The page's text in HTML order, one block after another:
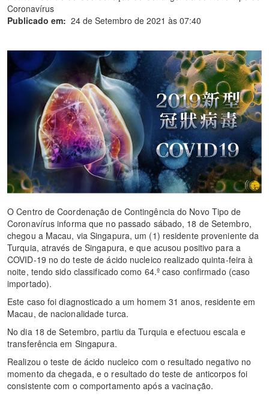
Coronavírus
Publicado em: 24 de Setembro de 2021 às 07:40
O Centro de Coordenação de Contingência do Novo Tipo de
Coronavírus informa que no passado sábado, 18 de Setembro,
chegou a Macau, via Singapura, um (1) residente proveniente da
Turquia, através de Singapura, e que acusou positivo para a
COVID-19 no do teste de ácido nucleico realizado quinta-feira à
noite, tendo sido classificado como 64.º caso confirmado (caso
importado).
Este caso foi diagnosticado a um homem 31 anos, residente em
Macau, de nacionalidade turca.
No dia 18 de Setembro, partiu da Turquia e efectuou escala e
transferência em Singapura.
Realizou o teste de ácido nucleico com o resultado negativo no
momento da chegada, e o resultado do teste de anticorpos foi
consistente com o comportamento após a vacinação.